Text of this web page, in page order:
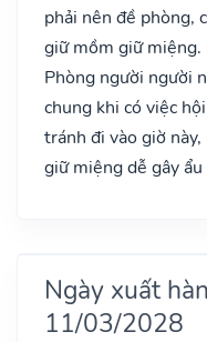
phải nên đề phòng,
giữ mồm giữ miệng.
Phòng người người
chung khi có việc
tránh đi vào giờ
giữ miệng dễ gây ẩu
Ngày xuất
11/03/2028